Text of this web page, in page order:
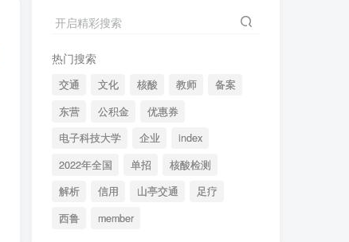
开启精彩搜索
热门搜索
交通 文化 核酸 教师
备案
东营
公积金
优惠券
电子科技大学
企业
index
2022年全国
单招
核酸检测
解析
信用 山亭交通
足疗
西鲁
member